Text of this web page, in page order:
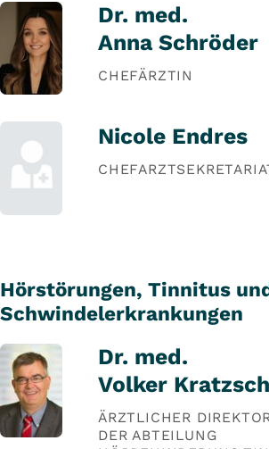
Dr. med.
Anna Schröder
CHEFÄRZTIN
Nicole Endres
Hörstörungen, Tinnitus
Schwindelerkrankungen
Dr. med.
Volker Kratzsch
ÄRZTLICHER
DER ABTEILUNG